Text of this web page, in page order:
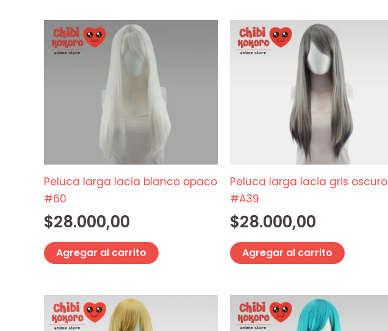
Peluca larga lacia blanco opaco
#60
$28.000,00
Agregar al carrito
Peluca larga lacia gris oscuro
#A39
$28.000,00
Agregar al carrito